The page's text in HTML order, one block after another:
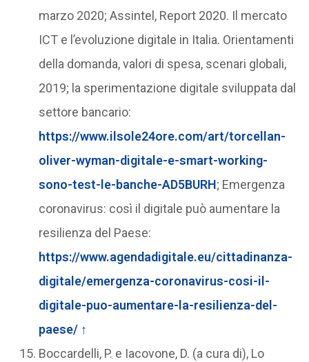
marzo 2020; Assintel, Report 2020. Il mercato
ICT e l’evoluzione digitale in Italia. Orientamenti
della domanda, valori di spesa, scenari globali,
2019; la sperimentazione digitale sviluppata dal
settore bancario:
https://www.ilsole24ore.com/art/torcellan-
oliver-wyman-digitale-e-smart-working-
sono-test-le-banche-AD5BURH; Emergenza
coronavirus: così il digitale può aumentare la
resilienza del Paese:
https://www.agendadigitale.eu/cittadinanza-
digitale/emergenza-coronavirus-cosi-il-
digitale-puo-aumentare-la-resilienza-del-
paese/ ↑
Boccardelli, P. e Iacovone, D. (a cura di), Lo